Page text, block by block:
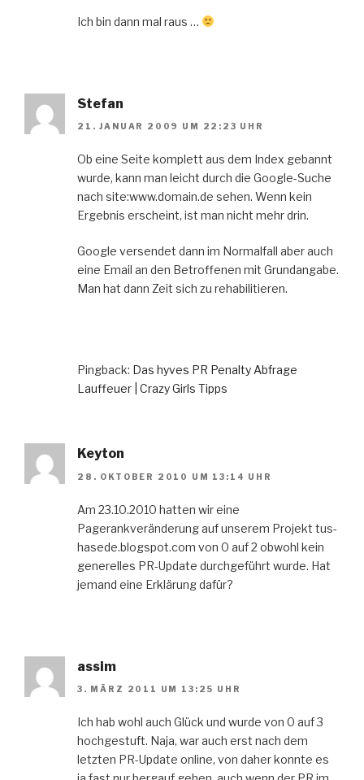
Ich bin dann mal raus …
Stefan
21. JANUAR 2009 UM 22:23 UHR
Ob eine Seite komplett aus dem Index gebannt
wurde, kann man leicht durch die Google-Suche
nach site:www.domain.de sehen. Wenn kein
Ergebnis erscheint, ist man nicht mehr drin.
Google versendet dann im Normalfall aber auch
eine Email an den Betroffenen mit Grundangabe.
Man hat dann Zeit sich zu rehabilitieren.
Pingback: Das hyves PR Penalty Abfrage
Lauffeuer | Crazy Girls Tipps
Keyton
28. OKTOBER 2010 UM 13:14 UHR
Am 23.10.2010 hatten wir eine
Pagerankveränderung auf unserem Projekt tus-
hasede.blogspot.com von 0 auf 2 obwohl kein
generelles PR-Update durchgeführt wurde. Hat
jemand eine Erklärung dafür?
assim
3. MÄRZ 2011 UM 13:25 UHR
Ich hab wohl auch Glück und wurde von 0 auf 3
hochgestuft. Naja, war auch erst nach dem
letzten PR-Update online, von daher konnte es